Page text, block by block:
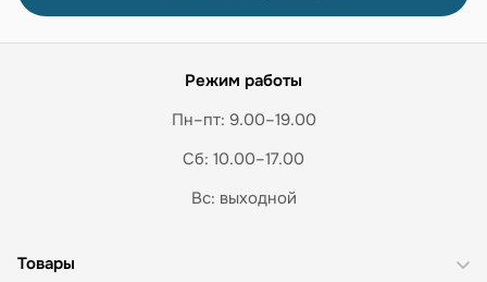
Режим работы
Пн–пт: 9.00–19.00
Сб: 10.00–17.00
Вс: выходной
Товары